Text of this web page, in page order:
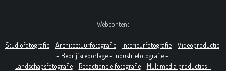
Webcontent
Studiofotografie- Architectuurfotografie- Interieurfotografie- Videoproductie
- Bedrijfsreportage- Industriefotografie-
Landschapsfotografie- Redactionele fotografie- Multimedia producties -